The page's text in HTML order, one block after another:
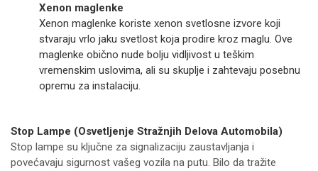
Xenon maglenke
Xenon maglenke koriste xenon svetlosne izvore koji
stvaraju vrlo jaku svetlost koja prodire kroz maglu. Ove
maglenke obično nude bolju vidljivost u teškim
vremenskim uslovima, ali su skuplje i zahtevaju posebnu
opremu za instalaciju.
Stop Lampe (Osvetljenje Stražnjih Delova Automobila)
Stop lampe su ključne za signalizaciju zaustavljanja i
povećavaju sigurnost vašeg vozila na putu. Bilo da tražite